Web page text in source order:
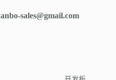
anbo-sales@gmail.com